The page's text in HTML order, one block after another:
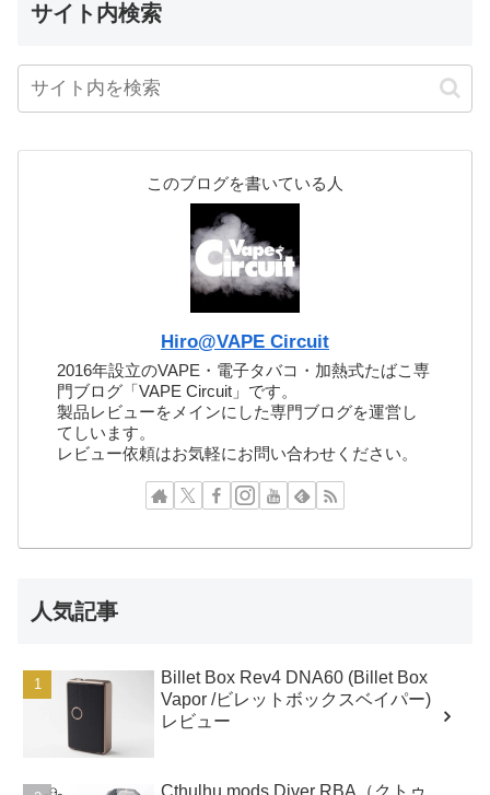
サイト内検索
このブログを書いている人
Hiro@VAPE Circuit
2016年設立のVAPE・電子タバコ・加熱式たばこ専
門ブログ「VAPE Circuit」です。
製品レビューをメインにした専門ブログを運営し
てしいます。
レビュー依頼はお気軽にお問い合わせください。
人気記事
Billet Box Rev4 DNA60 (Billet Box
Vapor /ビレットボックスベイパー)
レビュー
Cthulhu mods Diver RBA（クトゥ